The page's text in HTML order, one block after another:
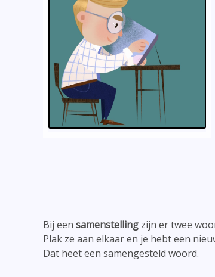
Bij een samenstelling zijn er twee
Plak ze aan elkaar en je hebt een
Dat heet een samengesteld woord.